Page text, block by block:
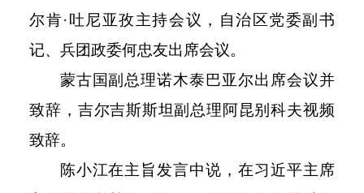
尔肯·吐尼亚孜主持会议，自治区党委副书
记、兵团政委何忠友出席会议。
蒙古国副总理诺木泰巴亚尔出席会议并
致辞，吉尔吉斯斯坦副总理阿昆别科夫视频
致辞。
陈小江在主旨发言中说，在习近平主席